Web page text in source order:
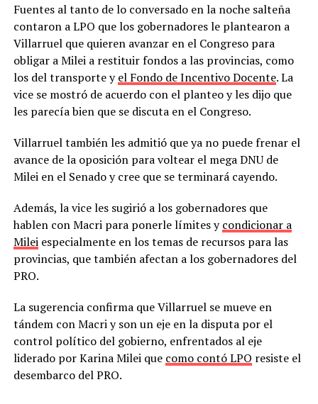
Fuentes al tanto de lo conversado en la noche salteña
contaron a LPO que los gobernadores le plantearon a
Villarruel que quieren avanzar en el Congreso para
obligar a Milei a restituir fondos a las provincias, como
los del transporte yel Fondo de Incentivo Docente. La
vice se mostró de acuerdo con el planteo y les dijo que
les parecía bien que se discuta en el Congreso.
Villarruel también les admitió que ya no puede frenar el
avance de la oposición para voltear el mega DNU de
Milei en el Senado y cree que se terminará cayendo.
Además, la vice les sugirió a los gobernadores que
hablen con Macri para ponerle límites ycondicionar a
Mileiespecialmente en los temas de recursos para las
provincias, que también afectan a los gobernadores del
PRO.
La sugerencia confirma que Villarruel se mueve en
tándem con Macri y son un eje en la disputa por el
control político del gobierno, enfrentados al eje
liderado por Karina Milei que como contó LPO resiste el
desembarco del PRO.